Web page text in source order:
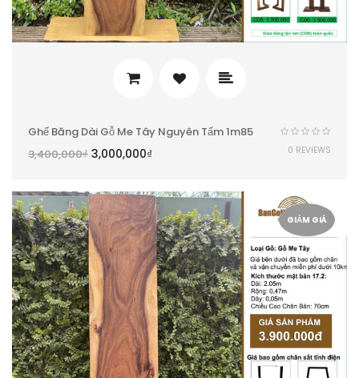
Ghế Băng Dài Gỗ Me Tây Nguyên Tấm 1m85
3,400,000₫ 3,000,000₫ 0 REVIEWS
GIẢM GIÁ